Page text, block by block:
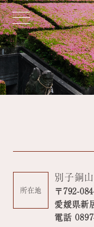
所在地
別子銅
〒792-
愛媛県新
電話